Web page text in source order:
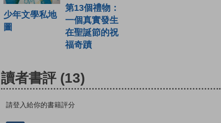
少年文學私地
圖
第13個禮物：
一個真實發生
在聖誕節的祝
福奇蹟
讀者書評 (13)
請登入給你的書籍評分